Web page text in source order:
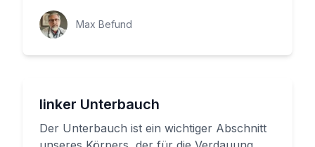
für eine Erkrankung sein. In diesem...
Max Befund
linker Unterbauch
Der Unterbauch ist ein wichtiger Abschnitt